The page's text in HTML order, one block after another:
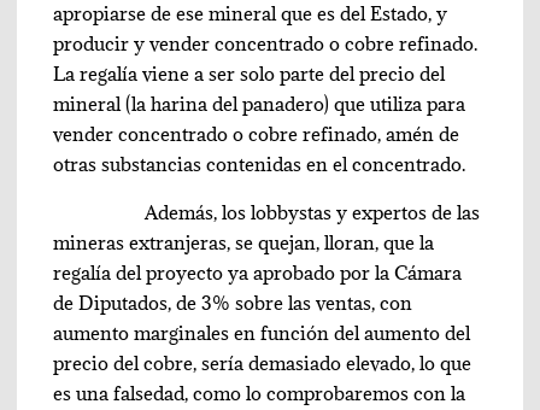
apropiarse de ese mineral que es del Estado, y
producir y vender concentrado o cobre refinado.
La regalía viene a ser solo parte del precio del
mineral (la harina del panadero) que utiliza para
vender concentrado o cobre refinado, amén de
otras substancias contenidas en el concentrado.
Además, los lobbystas y expertos de las
mineras extranjeras, se quejan, lloran, que la
regalía del proyecto ya aprobado por la Cámara
de Diputados, de 3% sobre las ventas, con
aumento marginales en función del aumento del
precio del cobre, sería demasiado elevado, lo que
es una falsedad, como lo comprobaremos con la